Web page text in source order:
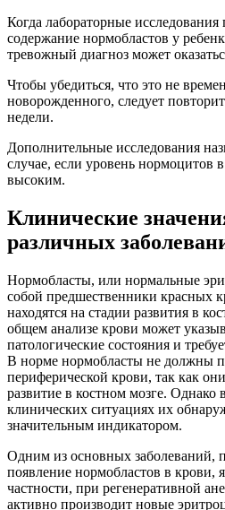
Когда лабораторные
содержание нормобластов у
тревожный диагноз может
Чтобы убедиться, что это не
новорожденного, следует
недели.
Дополнительные исследования
случае, если уровень нормоцитов
высоким.
Клинические
различных
Нормобласты, или нормальные
собой предшественники красных
находятся на стадии развития в
общем анализе крови может
патологические состояния и
В норме нормобласты не должны
периферической крови, так как
развитие в костном мозге. Однако
клинических ситуациях их
значительным индикатором.
Одним из основных заболеваний,
появление нормобластов в крови,
частности, при регенеративной
активно производит новые